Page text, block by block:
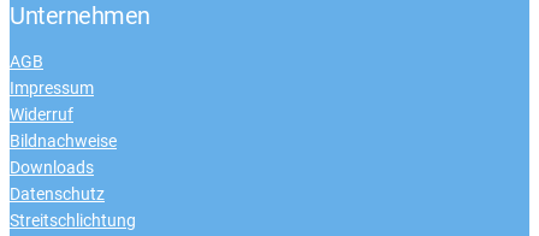
Unternehmen
AGB
Impressum
Widerruf
Bildnachweise
Downloads
Datenschutz
Streitschlichtung